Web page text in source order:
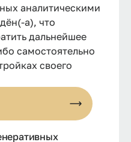
аналитическими
а), что
дальнейшее
самостоятельно
своего
сердечно-